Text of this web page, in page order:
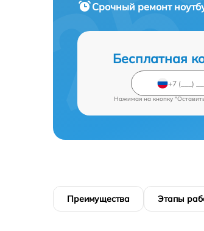
Срочный ремонт
Бесплатная
Нажимая на кнопку
Преимущества Этапы